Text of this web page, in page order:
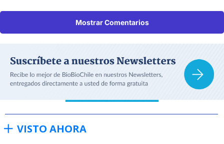
Mostrar Comentarios
VISTO AHORA